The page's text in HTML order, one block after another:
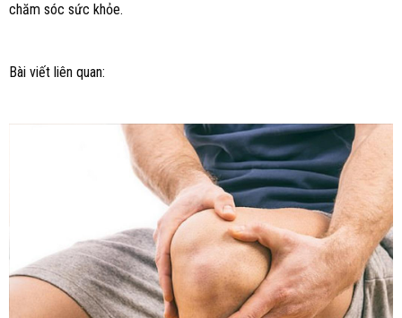
chăm sóc sức khỏe.
Bài viết liên quan: